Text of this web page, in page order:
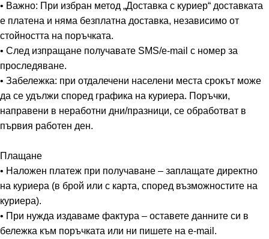
• Важно: При избран метод „Доставка с куриер“ доставката
е платена и няма безплатна доставка, независимо от
стойността на поръчката.
• След изпращане получавате SMS/e-mail с номер за
проследяване.
• Забележка: при отдалечени населени места срокът може
да се удължи според графика на куриера. Поръчки,
направени в неработни дни/празници, се обработват в
първия работен ден.
Плащане
• Наложен платеж при получаване – заплащате директно
на куриера (в брой или с карта, според възможностите на
куриера).
• При нужда издаваме фактура – оставете данните си в
бележка към поръчката или ни пишете на e-mail.